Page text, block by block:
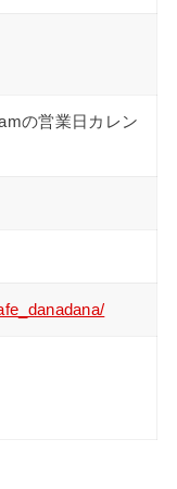
の営業日カレン